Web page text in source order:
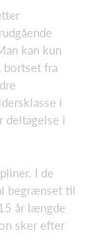
kan kun
bortset fra
i
deltagelse i
I de
begrænset til
år længde
sker efter